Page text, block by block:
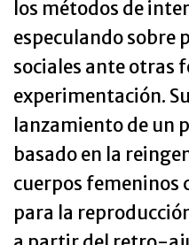
los métodos de
especulando sobre
sociales ante otras
experimentación. Su
lanzamiento de un
basado en la
cuerpos femeninos
para la